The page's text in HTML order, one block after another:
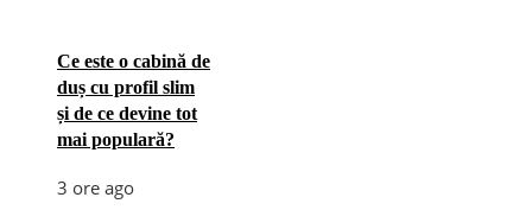
Ce este o cabină de
duș cu profil slim
și de ce devine tot
mai populară?
3 ore ago